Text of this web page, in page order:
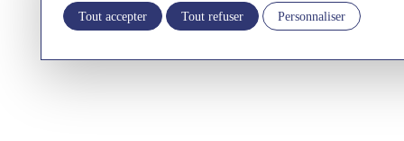
Tout accepter Tout refuser Personnaliser